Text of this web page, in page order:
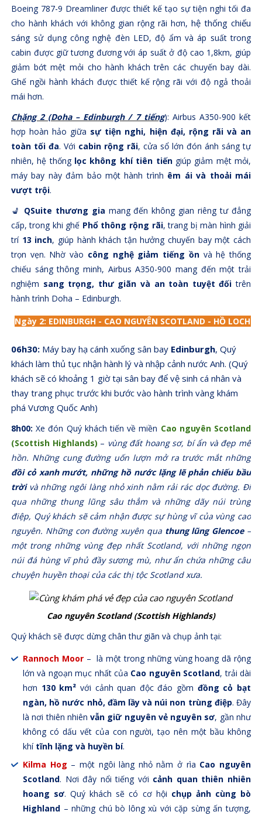
Boeing 787-9 Dreamliner được thiết kế tạo sự tiện nghi tối đa
cho hành khách với không gian rộng rãi hơn,hệ thống chiếu
sángsử dụng công nghệ đèn LED, độ ẩm và áp suất trong
cabin được giữ tương đương với áp suất ở độ cao 1,8km, giúp
giảm bớt mệt mỏi cho hành khách trên các chuyến bay dài.
Ghế ngồi hành khách được thiết kế rộng rãi với độ ngả thoải
mái hơn.
Chặng 2 (Doha – Edinburgh / 7 tiếng): Airbus A350-900 kết
hợp hoàn hảo giữa sự tiện nghi, hiện đại, rộng rãi và an
toàn tối đa. Với cabin rộng rãi, cửa sổ lớn đón ánh sáng tự
nhiên, hệ thống lọc không khí tiên tiếngiúp giảm mệt mỏi,
máy bay này đảm bảo một hành trình êm ái và thoải mái
vượt trội.
💺 QSuite thương gia mang đến không gian riêng tư đẳng
cấp, trong khi ghế Phổ thông rộng rãi, trang bị màn hình giải
trí 13 inch, giúp hành khách tận hưởng chuyến bay một cách
trọn vẹn. Nhờ vào công nghệ giảm tiếng ồnvà hệ thống
chiếu sáng thông minh, Airbus A350-900 mang đến một trải
nghiệm sang trọng, thư giãn và an toàn tuyệt đối trên
hành trình Doha – Edinburgh.
Ngày 2: EDINBURGH - CAO NGUYÊN SCOTLAND - HỒ LOCH
06h30: Máy bay hạ cánh xuống sân bayEdinburgh, Quý
khách làm thủ tục nhận hành lý và nhập cảnh nước Anh. (Quý
khách sẽ có khoảng 1 giờ tại sân bay để vệ sinh cá nhân và
thay trang phục trước khi bước vào hành trình vàng khám
phá Vương Quốc Anh)
8h00:Xe đón Quý khách tiến về miền Cao nguyên Scotland
(Scottish Highlands) – vùng đất hoang sơ, bí ẩn và đẹp mê
hồn. Những cung đường uốn lượn mở ra trước mắt những
đồi cỏ xanh mướt, những hồ nước lặng lẽ phản chiếu bầu
trờivà những ngôi làng nhỏ xinh nằm rải rác dọc đường. Đi
qua những thung lũng sâu thẳm và những dãy núi trùng
điệp, Quý khách sẽ cảm nhận được sự hùng vĩ của vùng cao
nguyên. Những con đường xuyên qua thung lũng Glencoe–
một trong những vùng đẹp nhất Scotland, với những ngọn
núi đá hùng vĩ phủ đầy sương mù, như ẩn chứa những câu
chuyện huyền thoại của các thị tộc Scotland xưa.
Cao nguyên Scotland (Scottish Highlands)
Quý khách sẽ được dừng chân thư giãn và chụp ảnh tại:
Rannoch Moor– là một trong những vùng hoang dã rộng
lớn và ngoạn mục nhất của Cao nguyên Scotland, trải dài
hơn 130 km² với cảnh quan độc đáo gồm đồng cỏ bạt
ngàn, hồ nước nhỏ, đầm lầy và núi non trùng điệp. Đây
là nơi thiên nhiênvẫn giữ nguyên vẻ nguyên sơ, gần như
không có dấu vết của con người, tạo nên một bầu không
khí tĩnh lặng và huyền bí.
Kilma Hog – một ngôi làng nhỏ nằm ở rìa Cao nguyên
Scotland. Nơi đây nổi tiếng với cảnh quan thiên nhiên
hoang sơ. Quý khách sẽ có cơ hội chụp ảnh cùng bò
Highland– những chú bò lông xù với cặp sừng ấn tượng,